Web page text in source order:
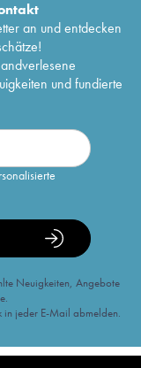
an und entdecken
und fundierte
Neuigkeiten, Angebote
in jeder E-Mail abmelden.